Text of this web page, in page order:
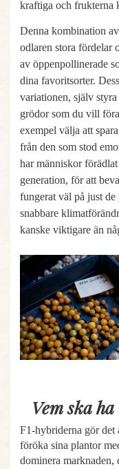
kraftiga och frukterna
Denna kombination
odlaren stora fördelar
av öppenpollinerade
dina favoritsorter.
variationen, själv
grödor som du vill
exempel välja att
från den som stod
har människor
generation, för att
fungerat väl på just
snabbare
kanske viktigare än
Vem ska
F1-hybriderna gör
föröka sina plantor
dominera marknaden,